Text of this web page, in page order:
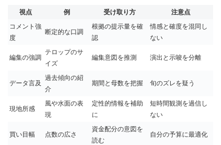
視点 例 受け取り方
注意点
コメント強
度
断定的な口調
根拠の提示量を確
認
情感と確度を混同し
ない
編集の強調
テロップのサ
イズ
編集意図を推測 演出と示唆を分離
データ言及
過去傾向の紹
介
期間と母数を把握 旬のズレを疑う
現地所感
風や水面の表
現
定性的情報を補助
に
短時間観測を過信し
ない
買い目幅 点数の広さ
資金配分の意図を
読む
自分の予算に最適化